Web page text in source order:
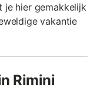
je hier gemakkelijk
vakantie
Rimini